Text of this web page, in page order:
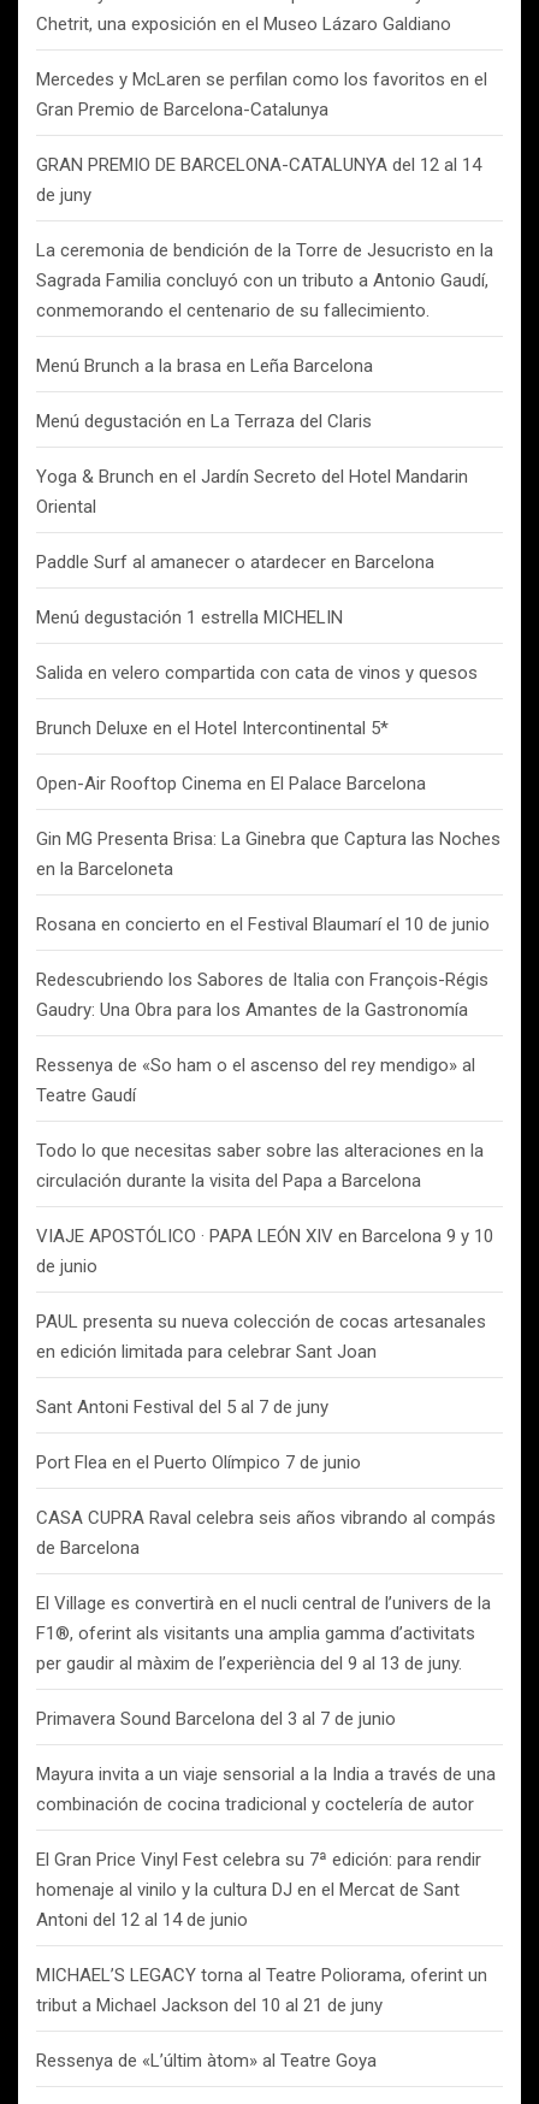
Chetrit, una exposición en el Museo Lázaro Galdiano
Mercedes y McLaren se perfilan como los favoritos en el
Gran Premio de Barcelona-Catalunya
GRAN PREMIO DE BARCELONA-CATALUNYA del 12 al 14
de juny
La ceremonia de bendición de la Torre de Jesucristo en la
Sagrada Familia concluyó con un tributo a Antonio Gaudí,
conmemorando el centenario de su fallecimiento.
Menú Brunch a la brasa en Leña Barcelona
Menú degustación en La Terraza del Claris
Yoga & Brunch en el Jardín Secreto del Hotel Mandarin
Oriental
Paddle Surf al amanecer o atardecer en Barcelona
Menú degustación 1 estrella MICHELIN
Salida en velero compartida con cata de vinos y quesos
Brunch Deluxe en el Hotel Intercontinental 5*
Open-Air Rooftop Cinema en El Palace Barcelona
Gin MG Presenta Brisa: La Ginebra que Captura las Noches
en la Barceloneta
Rosana en concierto en el Festival Blaumarí el 10 de junio
Redescubriendo los Sabores de Italia con François-Régis
Gaudry: Una Obra para los Amantes de la Gastronomía
Ressenya de «So ham o el ascenso del rey mendigo» al
Teatre Gaudí
Todo lo que necesitas saber sobre las alteraciones en la
circulación durante la visita del Papa a Barcelona
VIAJE APOSTÓLICO · PAPA LEÓN XIV en Barcelona 9 y 10
de junio
PAUL presenta su nueva colección de cocas artesanales
en edición limitada para celebrar Sant Joan
Sant Antoni Festival del 5 al 7 de juny
Port Flea en el Puerto Olímpico 7 de junio
CASA CUPRA Raval celebra seis años vibrando al compás
de Barcelona
El Village es convertirà en el nucli central de l’univers de la
F1®, oferint als visitants una amplia gamma d’activitats
per gaudir al màxim de l’experiència del 9 al 13 de juny.
Primavera Sound Barcelona del 3 al 7 de junio
Mayura invita a un viaje sensorial a la India a través de una
combinación de cocina tradicional y coctelería de autor
El Gran Price Vinyl Fest celebra su 7ª edición: para rendir
homenaje al vinilo y la cultura DJ en el Mercat de Sant
Antoni del 12 al 14 de junio
MICHAEL’S LEGACY torna al Teatre Poliorama, oferint un
tribut a Michael Jackson del 10 al 21 de juny
Ressenya de «L’últim àtom» al Teatre Goya